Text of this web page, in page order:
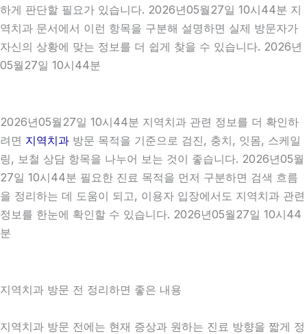
하게 판단할 필요가 있습니다. 2026년05월27일 10시44분 지
역치과 문서에서 이런 항목을 구분해 설명하면 실제 방문자가
자신의 상황에 맞는 정보를 더 쉽게 찾을 수 있습니다. 2026년
05월27일 10시44분
2026년05월27일 10시44분 지역치과 관련 정보를 더 확인하
려면 지역치과 방문 목적을 기준으로 검진, 충치, 잇몸, 스케일
링, 보철 상담 항목을 나누어 보는 것이 좋습니다. 2026년05월
27일 10시44분 필요한 진료 목적을 먼저 구분하면 검색 흐름
을 정리하는 데 도움이 되고, 이용자 입장에서도 지역치과 관련
정보를 한눈에 확인할 수 있습니다. 2026년05월27일 10시44
분
지역치과 방문 전 정리하면 좋은 내용
지역치과 방문 전에는 현재 증상과 원하는 진료 방향을 짧게 정